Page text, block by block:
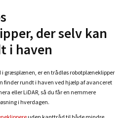
der selv kan
i haven
i græsplænen, er en trådløs robotplæneklipper
finder rundt i haven ved hjælp af avanceret
eller LiDAR, så du får en nemmere
i hverdagen.